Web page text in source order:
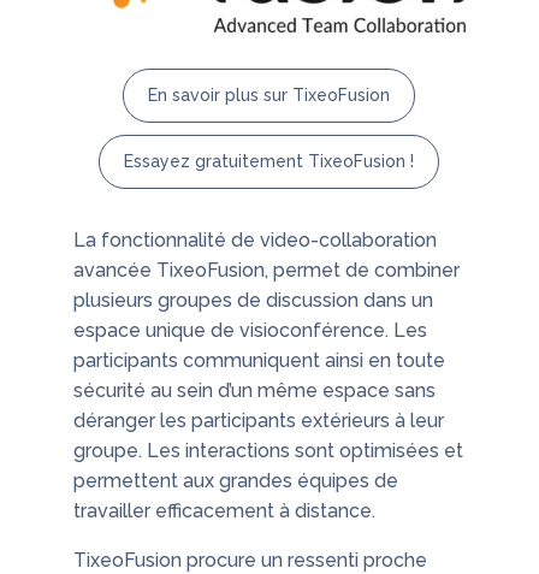
En savoir plus sur TixeoFusion
Essayez gratuitement TixeoFusion !
La fonctionnalité de video-collaboration
avancée TixeoFusion, permet de combiner
plusieurs groupes de discussion dans un
espace unique de visioconférence. Les
participants communiquent ainsi en toute
sécurité au sein d’un même espace sans
déranger les participants extérieurs à leur
groupe. Les interactions sont optimisées et
permettent aux grandes équipes de
travailler efficacement à distance.
TixeoFusion procure un ressenti proche